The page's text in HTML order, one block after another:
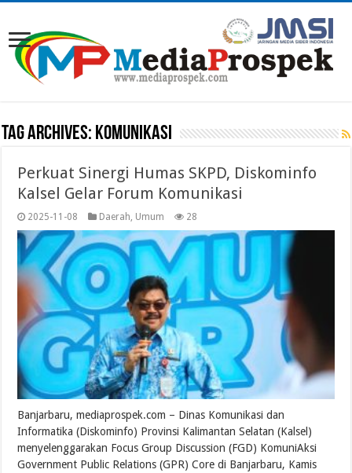
Tag Archives: KOMUNIKASI
Perkuat Sinergi Humas SKPD, Diskominfo
Kalsel Gelar Forum Komunikasi
2025-11-08 Daerah, Umum 28
Banjarbaru, mediaprospek.com – Dinas Komunikasi dan
Informatika (Diskominfo) Provinsi Kalimantan Selatan (Kalsel)
menyelenggarakan Focus Group Discussion (FGD) KomuniAksi
Government Public Relations (GPR) Core di Banjarbaru, Kamis